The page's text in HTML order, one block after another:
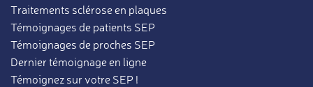
Traitements sclérose en plaques
Témoignages de patients SEP
Témoignages de proches SEP
Dernier témoignage en ligne
Témoignez sur votre SEP !